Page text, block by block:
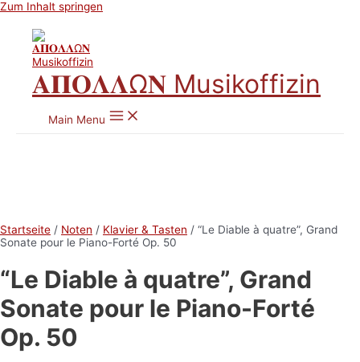
Zum Inhalt springen
𝚨𝚷𝚶𝚲𝚲Ω𝚴 Musikoffizin
Main Menu
Startseite / Noten / Klavier & Tasten / “Le Diable à quatre”, Grand
Sonate pour le Piano-Forté Op. 50
“Le Diable à quatre”, Grand
Sonate pour le Piano-Forté
Op. 50